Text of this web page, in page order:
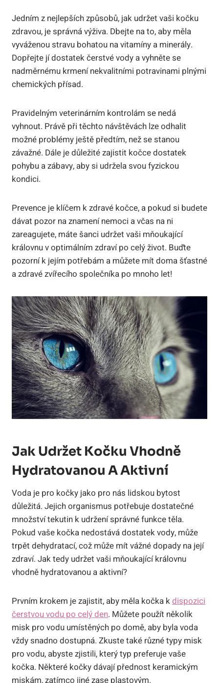
Jedním z nejlepších způsobů, jak udržet vaši kočku
zdravou, je správná výživa. Dbejte na to, aby měla
vyváženou stravu bohatou na vitamíny a minerály.
Dopřejte jí dostatek čerstvé vody a vyhněte se
nadměrnému krmení nekvalitními potravinami plnými
chemických přísad.
Pravidelným veterinárním kontrolám se nedá
vyhnout. Právě při těchto návštěvách lze odhalit
možné problémy ještě předtím, než se stanou
závažné. Dále je důležité zajistit kočce dostatek
pohybu a zábavy, aby si udržela svou fyzickou
kondici.
Prevence je klíčem k zdravé kočce, a pokud si budete
dávat pozor na znamení nemoci a včas na ni
zareagujete, máte šanci udržet vaši mňoukající
královnu v optimálním zdraví po celý život. Buďte
pozorní k jejím potřebám a můžete mít doma šťastné
a zdravé zvířecího společníka po mnoho let!
Jak Udržet Kočku Vhodně
Hydratovanou A Aktivní
Voda je pro kočky jako pro nás lidskou bytost
důležitá. Jejich organismus potřebuje dostatečné
množství tekutin k udržení správné funkce těla.
Pokud vaše kočka nedostává dostatek vody, může
trpět dehydratací, což může mít vážné dopady na její
zdraví. Jak tedy udržet vaši mňoukající královnu
vhodně hydratovanou a aktivní?
Prvním krokem je zajistit, aby měla kočka kdispozici
čerstvou vodu po celý den. Můžete použít několik
misk pro vodu umístěných po domě, aby byla voda
vždy snadno dostupná. Zkuste také různé typy misk
pro vodu, abyste zjistili, který typ preferuje vaše
kočka. Některé kočky dávají přednost keramickým
miskám, zatímco jiné zase plastovým.